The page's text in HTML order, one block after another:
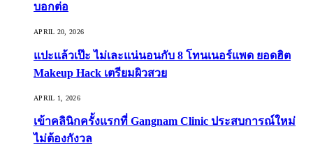
บอกต่อ
APRIL 20, 2026
แปะแล้วเป๊ะ ไม่เละแน่นอนกับ 8 โทนเนอร์แพด ยอดฮิต
Makeup Hack เตรียมผิวสวย
APRIL 1, 2026
เข้าคลินิกครั้งแรกที่ Gangnam Clinic ประสบการณ์ใหม่
ไม่ต้องกังวล